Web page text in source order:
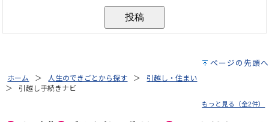
ページの先頭へ
ホーム 人生のできごとから探す
引越し・住まい
引越し手続きナビ
もっと見る（全2件）